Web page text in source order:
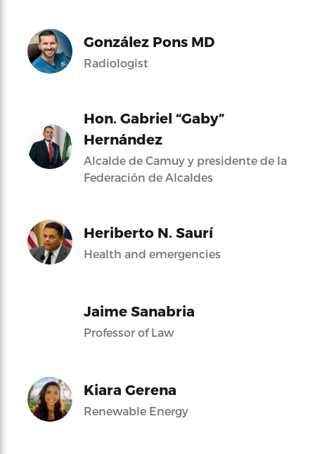
González Pons MD
Radiologist
Hon. Gabriel “Gaby”
Hernández
Alcalde de Camuy y presidente de la
Federación de Alcaldes
Heriberto N. Saurí
Health and emergencies
Jaime Sanabria
Professor of Law
Kiara Gerena
Renewable Energy